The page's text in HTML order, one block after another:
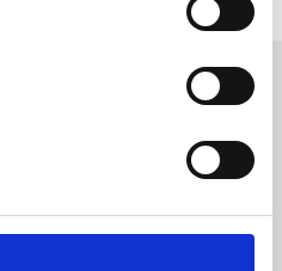
Tilbakekalling av varer